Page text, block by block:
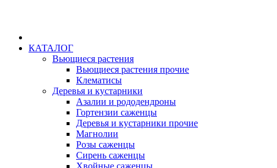
КАТАЛОГ
Вьющиеся растения
Вьющиеся растения прочие
Клематисы
Деревья и кустарники
Азалии и рододендроны
Гортензии саженцы
Деревья и кустарники прочие
Магнолии
Розы саженцы
Сирень саженцы
Хвойные саженцы